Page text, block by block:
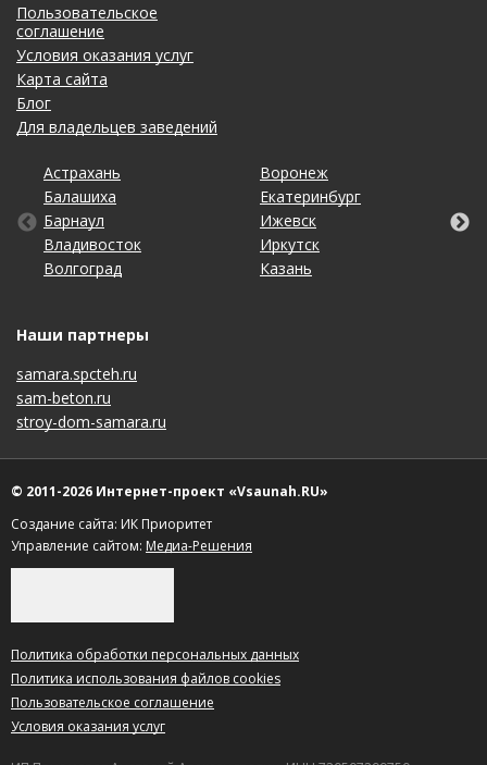
Пользовательское
соглашение
Условия оказания услуг
Карта сайта
Блог
Для владельцев заведений
Астрахань
Балашиха
Барнаул
Владивосток
Волгоград
Воронеж
Екатеринбург
Ижевск
Иркутск
Казань
Калининград
Кемерово
Киров
Краснодар
Красноярск
Липецк
Махачкала
Москва
Набережные Челны
Нижний Новгород
Новосибирск
Омск
Оренбург
Пенза
Пермь
Ростов-на-Дону
Рязань
Санкт-Петербург
Саратов
Ставрополь
Тольятти
Томск
Тула
Тюмень
Ульяновск
Уфа
Хабаровск
Чебоксары
Челябинск
Ярославль
Наши партнеры
samara.spcteh.ru
sam-beton.ru
stroy-dom-samara.ru
© 2011-2026 Интернет-проект «Vsaunah.RU»
Создание сайта: ИК Приоритет
Управление сайтом: Медиа-Решения
Политика обработки персональных данных
Политика использования файлов cookies
Пользовательское соглашение
Условия оказания услуг